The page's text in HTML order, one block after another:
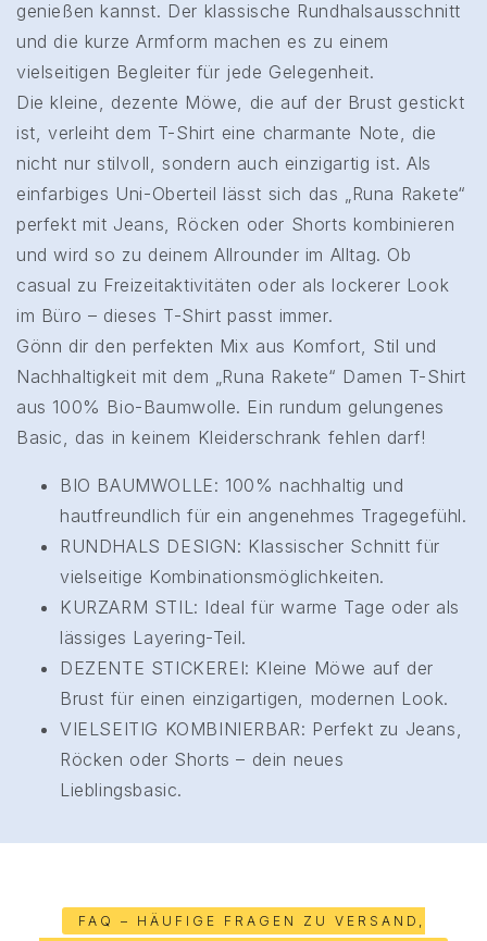
genießen kannst. Der klassische Rundhalsausschnitt
und die kurze Armform machen es zu einem
vielseitigen Begleiter für jede Gelegenheit.
Die kleine, dezente Möwe, die auf der Brust gestickt
ist, verleiht dem T-Shirt eine charmante Note, die
nicht nur stilvoll, sondern auch einzigartig ist. Als
einfarbiges Uni-Oberteil lässt sich das „Runa Rakete“
perfekt mit Jeans, Röcken oder Shorts kombinieren
und wird so zu deinem Allrounder im Alltag. Ob
casual zu Freizeitaktivitäten oder als lockerer Look
im Büro – dieses T-Shirt passt immer.
Gönn dir den perfekten Mix aus Komfort, Stil und
Nachhaltigkeit mit dem „Runa Rakete“ Damen T-Shirt
aus 100% Bio-Baumwolle. Ein rundum gelungenes
Basic, das in keinem Kleiderschrank fehlen darf!
BIO BAUMWOLLE: 100% nachhaltig und
hautfreundlich für ein angenehmes Tragegefühl.
RUNDHALS DESIGN: Klassischer Schnitt für
vielseitige Kombinationsmöglichkeiten.
KURZARM STIL: Ideal für warme Tage oder als
lässiges Layering-Teil.
DEZENTE STICKEREI: Kleine Möwe auf der
Brust für einen einzigartigen, modernen Look.
VIELSEITIG KOMBINIERBAR: Perfekt zu Jeans,
Röcken oder Shorts – dein neues
Lieblingsbasic.
FAQ – HÄUFIGE FRAGEN ZU VERSAND,